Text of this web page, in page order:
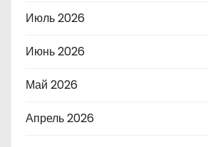
Июль 2026
Июнь 2026
Май 2026
Апрель 2026